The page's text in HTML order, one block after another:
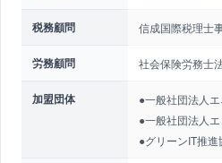
税務顧問 信成国際税理士
労務顧問 社会保険労務士
加盟団体
●一般社団法人
●一般社団法人エ
●グリーンIT推進